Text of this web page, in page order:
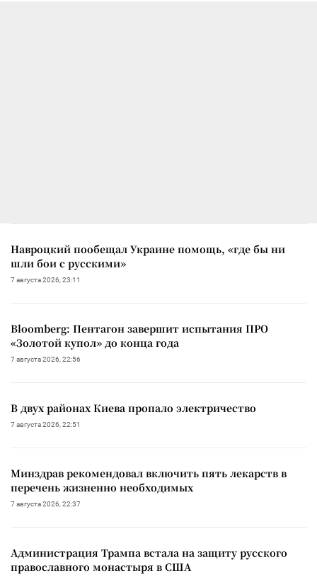
Навроцкий пообещал Украине помощь, «где бы ни
шли бои с русскими»
7 августа 2026, 23:11
Bloomberg: Пентагон завершит испытания ПРО
«Золотой купол» до конца года
7 августа 2026, 22:56
В двух районах Киева пропало электричество
7 августа 2026, 22:51
Минздрав рекомендовал включить пять лекарств в
перечень жизненно необходимых
7 августа 2026, 22:37
Администрация Трампа встала на защиту русского
православного монастыря в США